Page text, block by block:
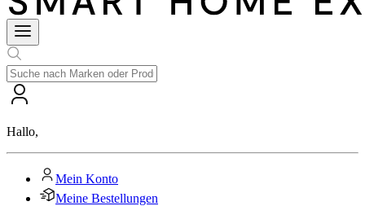
Hallo,
Mein Konto
Meine Bestellungen